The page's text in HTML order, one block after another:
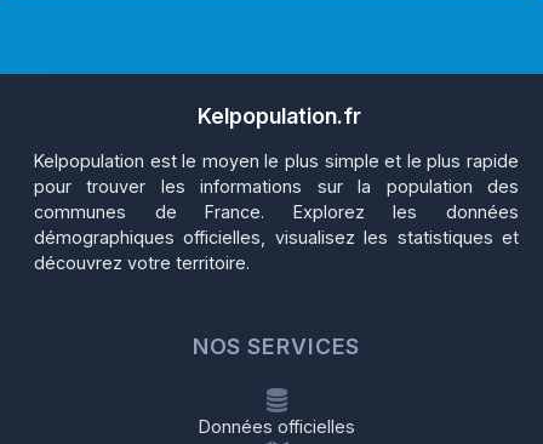
Kelpopulation.fr
Kelpopulation est le moyen le plus simple et le plus rapide
pour trouver les informations sur la population des
communes de France. Explorez les données
démographiques officielles, visualisez les statistiques et
découvrez votre territoire.
NOS SERVICES
Données officielles